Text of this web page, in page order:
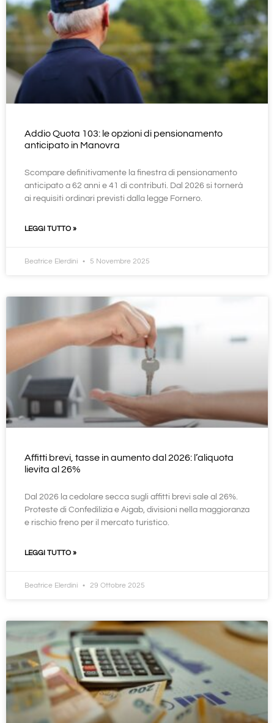
Addio Quota 103: le opzioni di pensionamento
anticipato in Manovra
Scompare definitivamente la finestra di pensionamento
anticipato a 62 anni e 41 di contributi. Dal 2026 si tornerà
ai requisiti ordinari previsti dalla legge Fornero.
LEGGI TUTTO »
Beatrice Elerdini 5 Novembre 2025
Affitti brevi, tasse in aumento dal 2026: l’aliquota
lievita al 26%
Dal 2026 la cedolare secca sugli affitti brevi sale al 26%.
Proteste di Confedilizia e Aigab, divisioni nella maggioranza
e rischio freno per il mercato turistico.
LEGGI TUTTO »
Beatrice Elerdini 29 Ottobre 2025